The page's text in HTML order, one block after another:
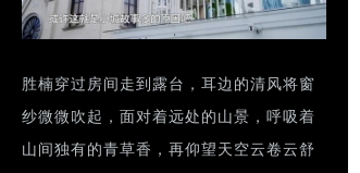
胜楠穿过房间走到露台，耳边的清风将窗
纱微微吹起，面对着远处的山景，呼吸着
山间独有的青草香，再仰望天空云卷云舒